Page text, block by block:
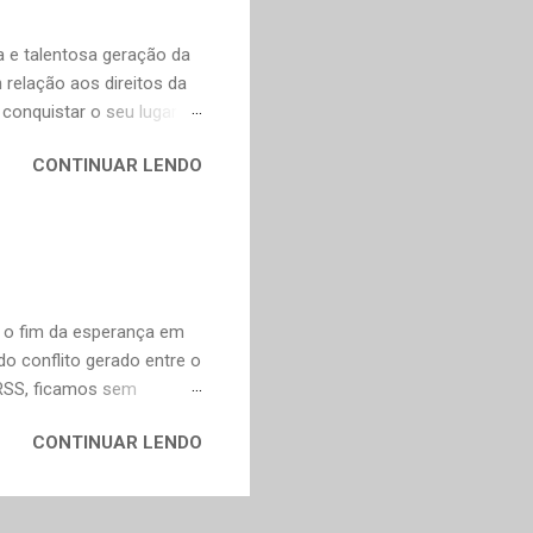
obras fascinantes em
e talentosa geração da
aos direitos da
o seu lugar e
em um lugar melhor
Estado de Goiás,
devido à repressão
de sonoridade e
CONTINUAR LENDO
fim da esperança em
conflito gerado entre o
ficamos sem
em séculos passados.
podemos constatar
CONTINUAR LENDO